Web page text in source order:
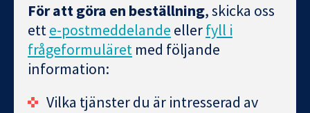
För att göra en beställning, skicka oss
ette-postmeddelande ellerfyll i
frågeformuläret med följande
information:
Vilka tjänster du är intresserad av